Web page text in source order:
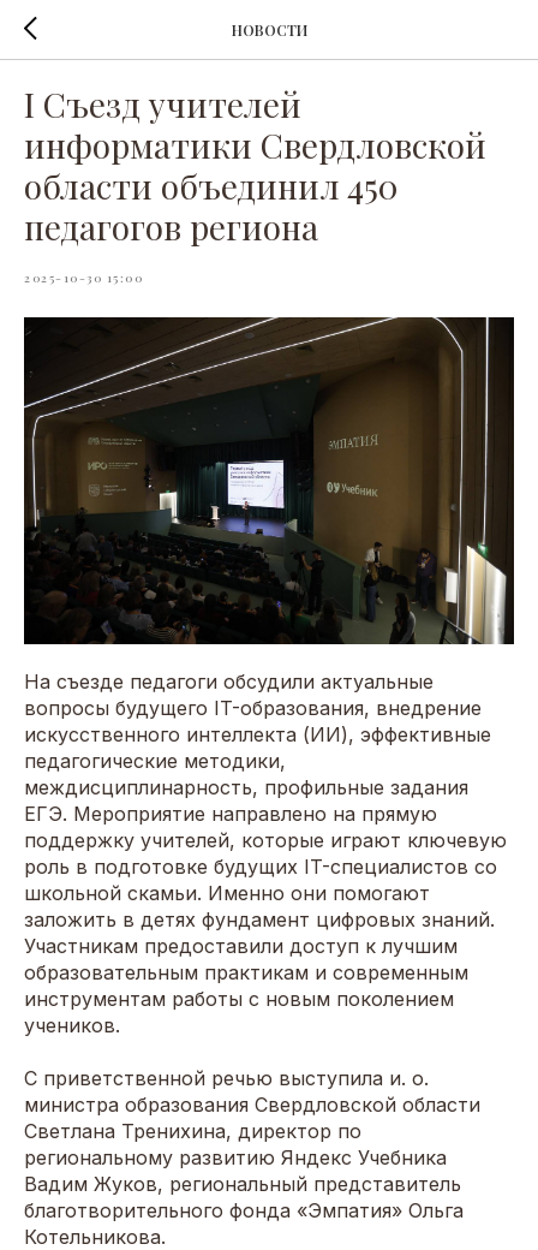
НОВОСТИ
I Съезд учителей
информатики Свердловской
области объединил 450
педагогов региона
2025-10-30 15:00
На съезде педагоги обсудили актуальные
вопросы будущего IT-образования, внедрение
искусственного интеллекта (ИИ), эффективные
педагогические методики,
междисциплинарность, профильные задания
ЕГЭ. Мероприятие направлено на прямую
поддержку учителей, которые играют ключевую
роль в подготовке будущих IT-специалистов со
школьной скамьи. Именно они помогают
заложить в детях фундамент цифровых знаний.
Участникам предоставили доступ к лучшим
образовательным практикам и современным
инструментам работы с новым поколением
учеников.
С приветственной речью выступила и. о.
министра образования Свердловской области
Светлана Тренихина, директор по
региональному развитию Яндекс Учебника
Вадим Жуков, региональный представитель
благотворительного фонда «Эмпатия» Ольга
Котельникова.